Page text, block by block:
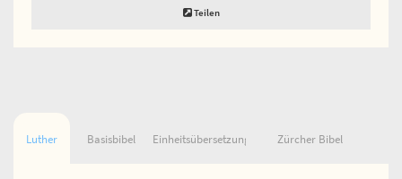
Teilen
Luther Basisbibel Einheitsübersetzung Zürcher Bibel